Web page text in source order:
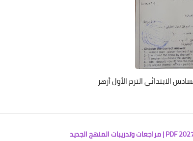
الابتدائي الترم الأول أزهر